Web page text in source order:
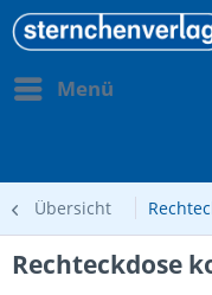
Menü
Übersicht
Rechteckdose